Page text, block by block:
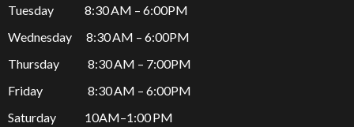
Tuesday 8:30 AM – 6:00PM
Wednesday 8:30 AM – 6:00PM
Thursday
8:30 AM – 7:00PM
Friday
8:30 AM – 6:00PM
Saturday 10AM–1:00 PM